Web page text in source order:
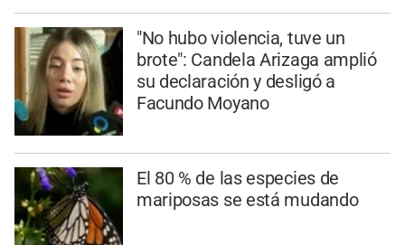
"No hubo violencia, tuve un
brote": Candela Arizaga amplió
su declaración y desligó a
Facundo Moyano
El 80 % de las especies de
mariposas se está mudando